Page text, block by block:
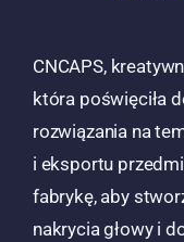
CNCAPS,
która poświęciła
rozwiązania na
i eksportu
fabrykę, aby
nakrycia głowy i